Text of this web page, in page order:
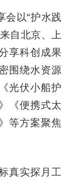
以“护水践
自北京、上
享科创成果
围绕水资源
光伏小船护
《便携式太
等方案聚焦
真实探月工